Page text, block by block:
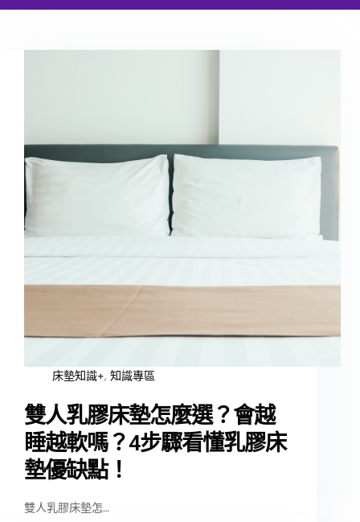
床墊知識+,知識專區
雙人乳膠床墊怎麼選？會越
睡越軟嗎？4步驟看懂乳膠床
墊優缺點！
雙人乳膠床墊怎…